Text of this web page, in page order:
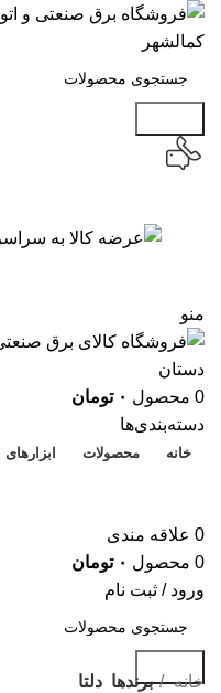
منو
0 محصول ۰ تومان
دسته‌بندی‌ها
خانه محصولات
0 علاقه مندی
0 محصول ۰ تومان
ورود / ثبت نام
خانه برندها دلتا